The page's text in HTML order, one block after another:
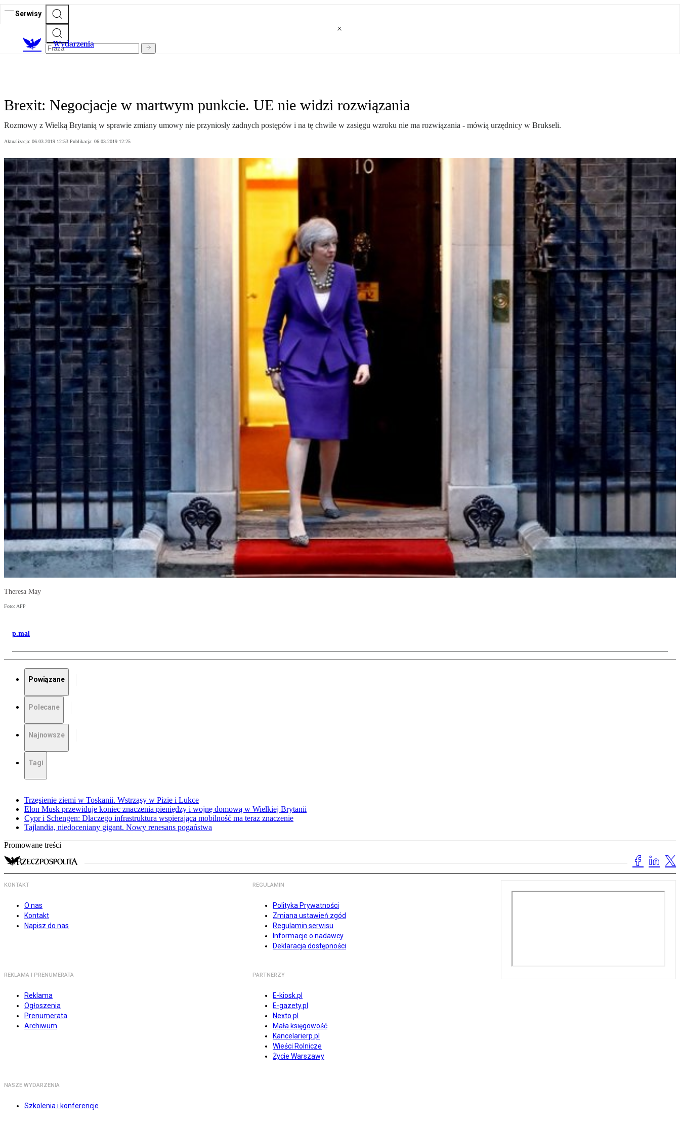
Serwisy
Wydarzenia
Brexit: Negocjacje w martwym punkcie. UE nie widzi rozwiązania
Rozmowy z Wielką Brytanią w sprawie zmiany umowy nie przyniosły żadnych postępów i na tę chwile w zasięgu wzroku nie ma rozwiązania - mówią urzędnicy w Brukseli.
Aktualizacja: 06.03.2019 12:53 Publikacja: 06.03.2019 12:25
Theresa May
Foto: AFP
p.mal
Powiązane
Polecane
Najnowsze
Tagi
Trzęsienie ziemi w Toskanii. Wstrząsy w Pizie i Lukce
Elon Musk przewiduje koniec znaczenia pieniędzy i wojnę domową w Wielkiej Brytanii
Cypr i Schengen: Dlaczego infrastruktura wspierająca mobilność ma teraz znaczenie
Tajlandia, niedoceniany gigant. Nowy renesans pogaństwa
Promowane treści
KONTAKT
O nas
Kontakt
Napisz do nas
REGULAMIN
Polityka Prywatności
Zmiana ustawień zgód
Regulamin serwisu
Informacje o nadawcy
Deklaracja dostępności
REKLAMA I PRENUMERATA
Reklama
Ogłoszenia
Prenumerata
Archiwum
PARTNERZY
E-kiosk.pl
E-gazety.pl
Nexto.pl
Mała księgowość
Kancelarierp.pl
Wieści Rolnicze
Życie Warszawy
NASZE WYDARZENIA
Szkolenia i konferencje